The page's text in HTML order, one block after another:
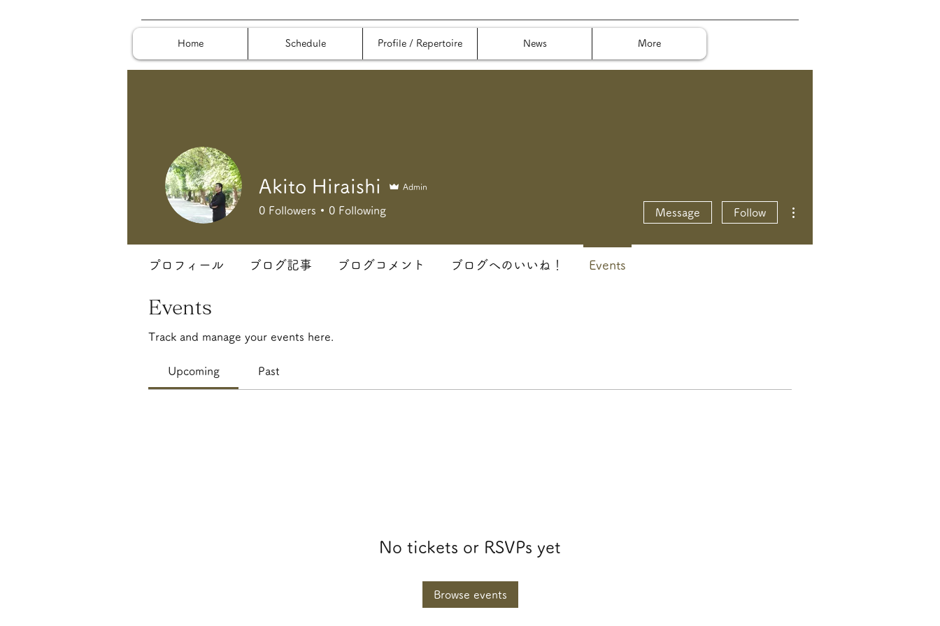
Home Schedule Profile / Repertoire News More
Events
Track and manage your events here.
Upcoming Past
No tickets or RSVPs yet
Browse events
Akito Hiraishi Admin
0 Followers 0 Following Message Follow
プロフィール ブログ記事 ブログコメント ブログへのいいね！ Events